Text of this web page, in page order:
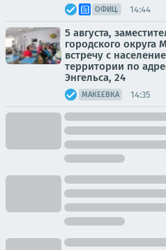
ОФИЦ. 14:44
5 августа,
городского округа
встречу с
территории по
Энгельса, 24
МАКЕЕВКА 14:35